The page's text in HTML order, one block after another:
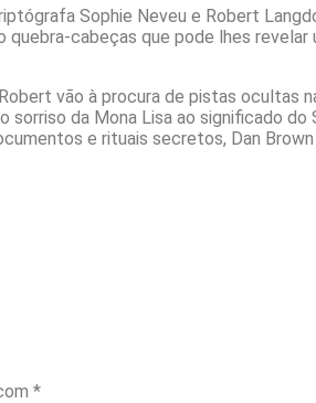
Sophie Neveu e Robert
cabeças que pode lhes revelar
vão à procura de pistas ocultas
da Mona Lisa ao significado do
e rituais secretos, Dan
*